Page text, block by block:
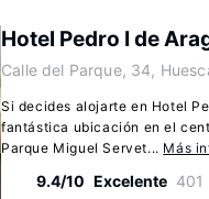
Hotel Pedro I de
Calle del Parque, 34,
Si decides alojarte en Hotel
fantástica ubicación en el
Parque Miguel Servet... Más
9.4/10 Excelente 401